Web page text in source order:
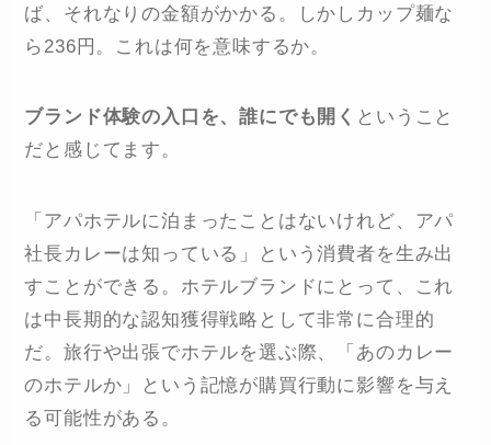
ば、それなりの金額がかかる。しかしカップ麺な
ら236円。これは何を意味するか。
ブランド体験の入口を、誰にでも開く ということ
だと感じてます。
「アパホテルに泊まったことはないけれど、アパ
社長カレーは知っている」という消費者を生み出
すことができる。ホテルブランドにとって、これ
は中長期的な認知獲得戦略として非常に合理的
だ。旅行や出張でホテルを選ぶ際、「あのカレー
のホテルか」という記憶が購買行動に影響を与え
る可能性がある。